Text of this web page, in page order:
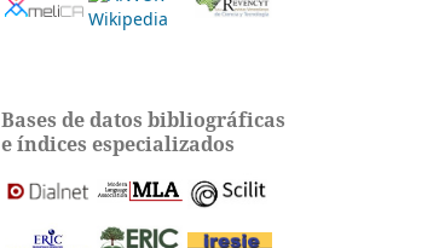
Bases de datos bibliográficas
e índices especializados